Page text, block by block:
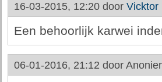
16-03-2015, 12:20 door Vicktor
Een behoorlijk karwei
06-01-2016, 21:12 door